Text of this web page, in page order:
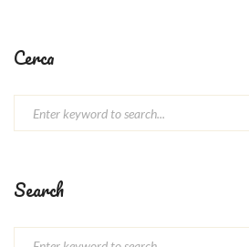
Cerca
Search